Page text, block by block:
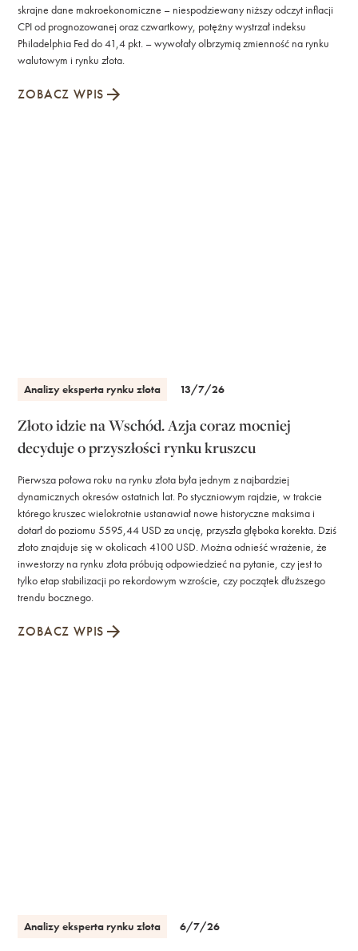
skrajne dane makroekonomiczne – niespodziewany niższy odczyt inflacji
CPI od prognozowanej oraz czwartkowy, potężny wystrzał indeksu
Philadelphia Fed do 41,4 pkt. – wywołały olbrzymią zmienność na rynku
walutowym i rynku złota.
ZOBACZ WPIS
Analizy eksperta rynku złota 13/7/26
Złoto idzie na Wschód. Azja coraz mocniej
decyduje o przyszłości rynku kruszcu
Pierwsza połowa roku na rynku złota była jednym z najbardziej
dynamicznych okresów ostatnich lat. Po styczniowym rajdzie, w trakcie
którego kruszec wielokrotnie ustanawiał nowe historyczne maksima i
dotarł do poziomu 5595,44 USD za uncję, przyszła głęboka korekta. Dziś
złoto znajduje się w okolicach 4100 USD. Można odnieść wrażenie, że
inwestorzy na rynku złota próbują odpowiedzieć na pytanie, czy jest to
tylko etap stabilizacji po rekordowym wzroście, czy początek dłuższego
trendu bocznego.
ZOBACZ WPIS
Analizy eksperta rynku złota 6/7/26